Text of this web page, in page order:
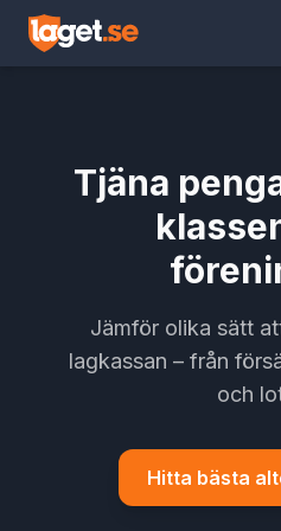
Tjäna
Jämför olika sätt
lagkassan – från
och
Hitta bästa